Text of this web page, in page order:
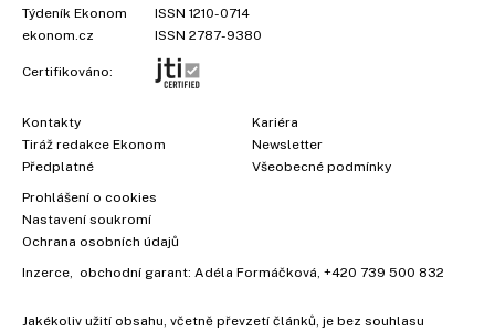
Týdeník Ekonom
ISSN 1210-0714
ekonom.cz
ISSN 2787-9380
Certifikováno:
Kontakty
Tiráž redakce Ekonom
Předplatné
Kariéra
Newsletter
Všeobecné podmínky
Prohlášení o cookies
Nastavení soukromí
Ochrana osobních údajů
Inzerce , obchodní garant: Adéla Formáčková +420 739 500 832
Jakékoliv užití obsahu, včetně převzetí článků, je bez souhlasu